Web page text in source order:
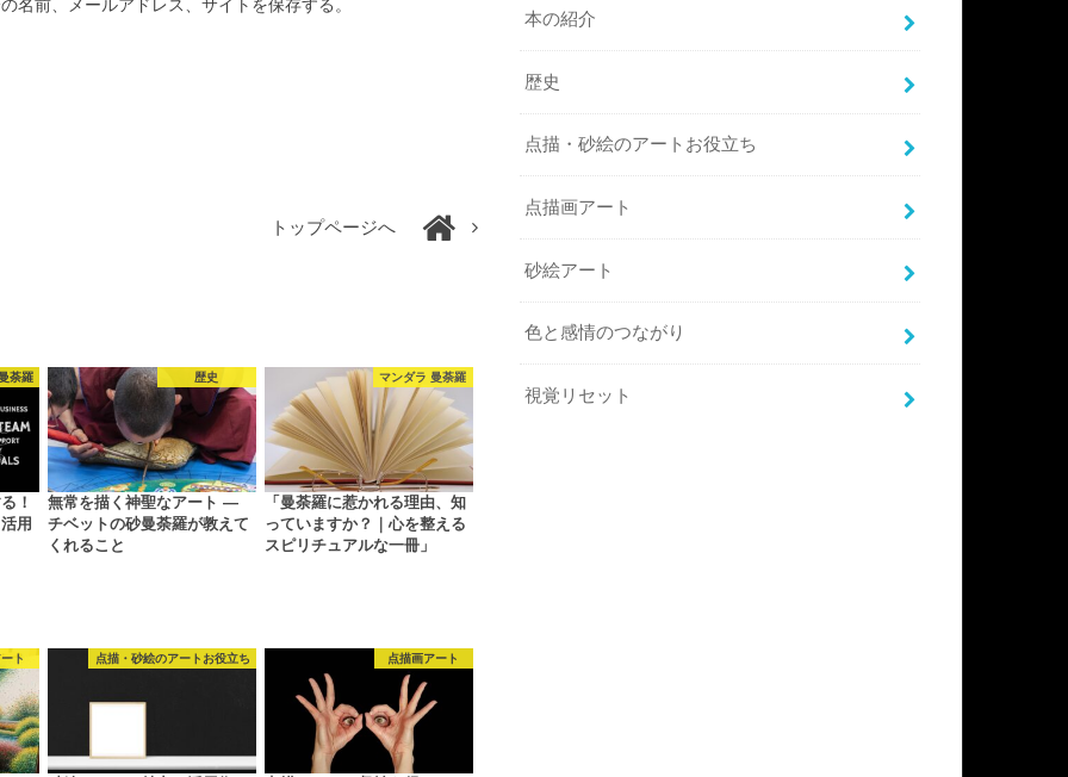
名前、メールアドレス、サイトを保存する。
トップページへ
荼羅
！
用
歴史
無常を描く神聖なアート ―
チベットの砂曼荼羅が教えて
くれること
マンダラ 曼荼羅
「曼荼羅に惹かれる理由、知
っていますか？｜心を整える
スピリチュアルな一冊」
ト 点描・砂絵のアートお役立ち 点描画アート
本の紹介
歴史
点描・砂絵のアートお役立ち
点描画アート
砂絵アート
色と感情のつながり
視覚リセット